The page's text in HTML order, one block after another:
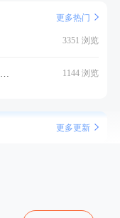
更多热门
3351 浏览
1144 浏览
更多更新